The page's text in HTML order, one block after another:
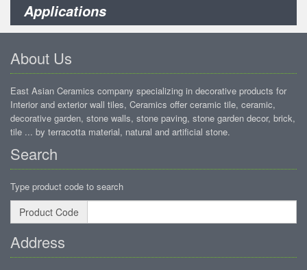
Applications
About Us
East Asian Ceramics company specializing in decorative products for
Interior and exterior wall tiles, Ceramics offer ceramic tile, ceramic,
decorative garden, stone walls, stone paving, stone garden decor, brick,
tile ... by terracotta material, natural and artificial stone.
Search
Type product code to search
Product Code
Address